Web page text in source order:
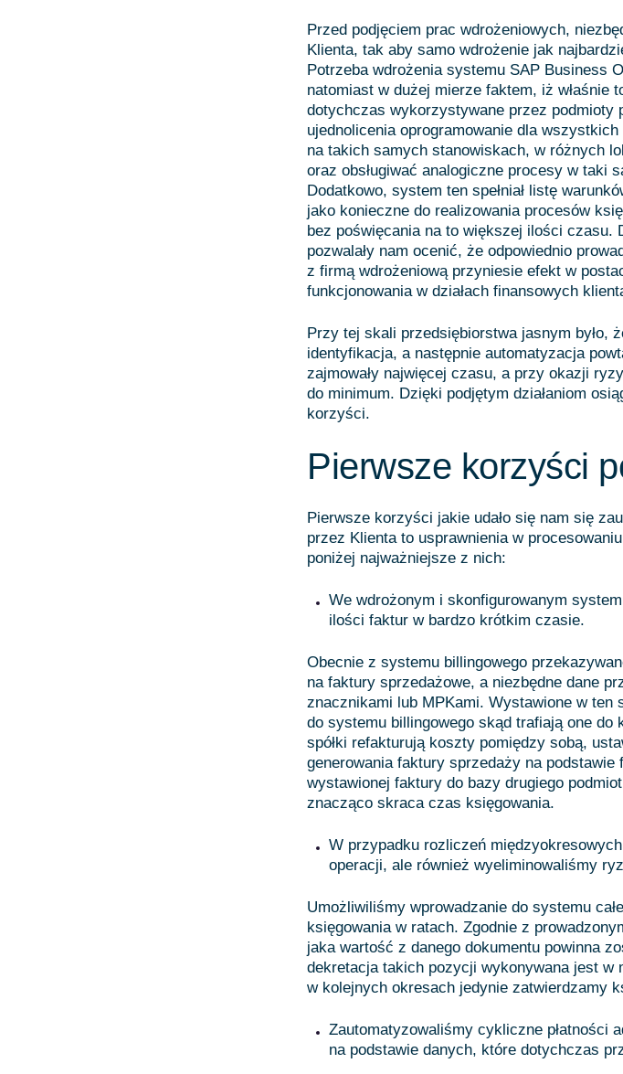
Przed podjęciem prac wdrożeniowych,
Klienta, tak aby samo wdrożenie jak
Potrzeba wdrożenia systemu SAP Business
natomiast w dużej mierze faktem, iż właśnie
dotychczas wykorzystywane przez podmioty
ujednolicenia oprogramowanie dla
na takich samych stanowiskach, w różnych
oraz obsługiwać analogiczne procesy w taki
Dodatkowo, system ten spełniał listę
jako konieczne do realizowania procesów
bez poświęcania na to większej ilości czasu.
pozwalały nam ocenić, że odpowiednio
z firmą wdrożeniową przyniesie efekt w
funkcjonowania w działach finansowych
Przy tej skali przedsiębiorstwa jasnym było,
identyfikacja, a następnie automatyzacja
zajmowały najwięcej czasu, a przy okazji
do minimum. Dzięki podjętym działaniom
korzyści.
Pierwsze korzyści
Pierwsze korzyści jakie udało się nam się
przez Klienta to usprawnienia w
poniżej najważniejsze z nich:
We wdrożonym i skonfigurowanym
ilości faktur w bardzo krótkim czasie.
Obecnie z systemu billingowego
na faktury sprzedażowe, a niezbędne dane
znacznikami lub MPKami. Wystawione w ten
do systemu billingowego skąd trafiają one do
spółki refakturują koszty pomiędzy sobą,
generowania faktury sprzedaży na
wystawionej faktury do bazy drugiego
znacząco skraca czas księgowania.
W przypadku rozliczeń
operacji, ale również wyeliminowaliśmy
Umożliwiliśmy wprowadzanie do systemu
księgowania w ratach. Zgodnie z
jaka wartość z danego dokumentu powinna
dekretacja takich pozycji wykonywana jest w
w kolejnych okresach jedynie zatwierdzamy
Zautomatyzowaliśmy cykliczne płatności
na podstawie danych, które dotychczas